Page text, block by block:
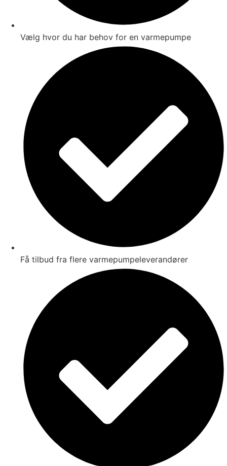
Vælg hvor du har behov for en varmepumpe
Få tilbud fra flere varmepumpeleverandører